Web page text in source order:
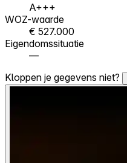
A+++
WOZ-waarde
€ 527.000
Eigendomssituatie
—
Kloppen je gegevens niet?